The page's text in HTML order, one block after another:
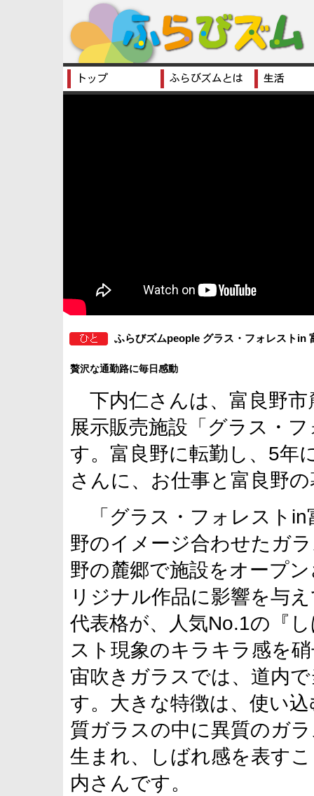
ふらびズムpeople グラス・フォレストin
贅沢な通勤路に毎日感動
下内仁さんは、富良野市
展示販売施設「グラス・
す。富良野に転勤し、5年
さんに、お仕事と富良野
「グラス・フォレストin
野のイメージ合わせたガ
野の麓郷で施設をオープ
リジナル作品に影響を与
代表格が、人気No.1の『
スト現象のキラキラ感を
宙吹きガラスでは、道内
す。大きな特徴は、使い
質ガラスの中に異質のガ
生まれ、しばれ感を表す
内さんです。